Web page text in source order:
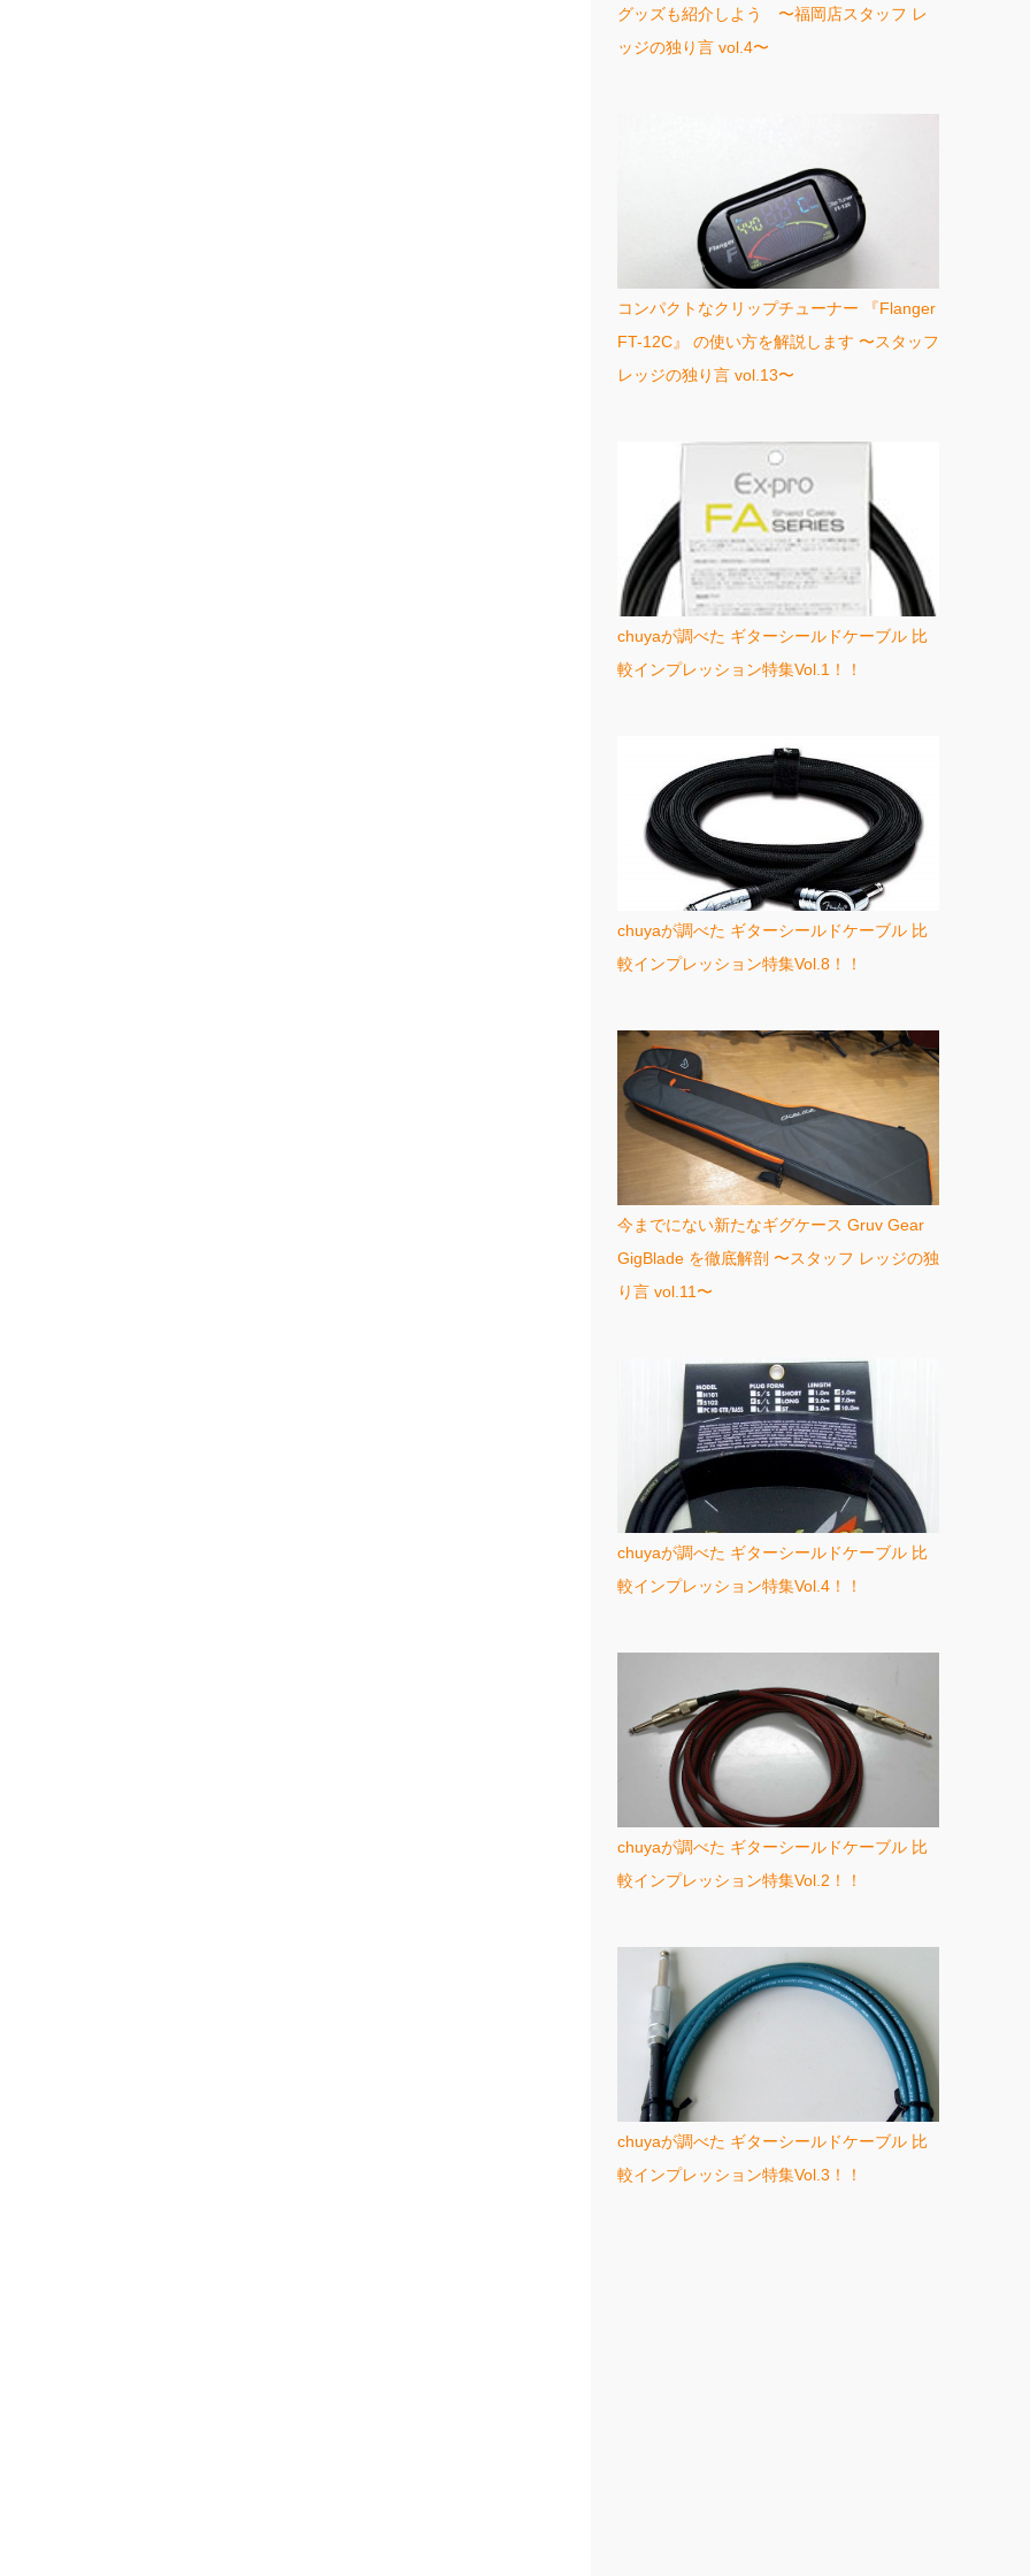
グッズも紹介しよう 〜福岡店スタッフ レ
ッジの独り言 vol.4〜
コンパクトなクリップチューナー 『Flanger
FT-12C』 の使い方を解説します 〜スタッフ
レッジの独り言 vol.13〜
chuyaが調べた ギターシールドケーブル 比
較インプレッション特集Vol.1！！
chuyaが調べた ギターシールドケーブル 比
較インプレッション特集Vol.8！！
今までにない新たなギグケース Gruv Gear
GigBlade を徹底解剖 〜スタッフ レッジの独
り言 vol.11〜
chuyaが調べた ギターシールドケーブル 比
較インプレッション特集Vol.4！！
chuyaが調べた ギターシールドケーブル 比
較インプレッション特集Vol.2！！
chuyaが調べた ギターシールドケーブル 比
較インプレッション特集Vol.3！！